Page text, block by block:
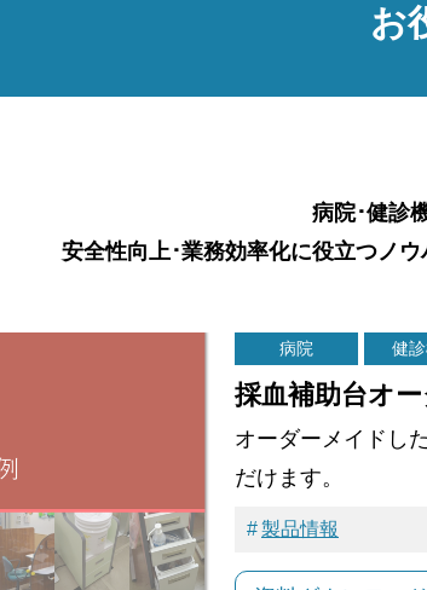
お
病院･健診
安全性向上･業務効率化に役立つノ
病院 健
採血補助台オ
オーダーメイドし
だけます。
製品情報